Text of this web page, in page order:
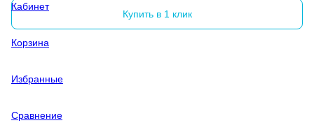
Купить в 1 клик
Кабинет
Корзина
Избранные
Сравнение